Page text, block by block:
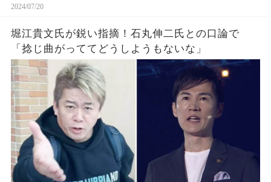
2024/07/20
堀江貴文氏が鋭い指摘！石丸伸二氏との口論で
「捻じ曲がっててどうしようもないな」